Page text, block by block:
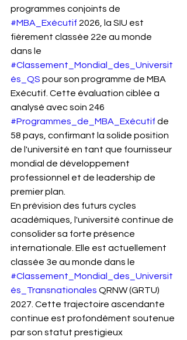
programmes conjoints de
#MBA_Exécutif 2026, la SIU est
fièrement classée 22e au monde
dans le
#Classement_Mondial_des_Universit
és_QS pour son programme de MBA
Exécutif. Cette évaluation ciblée a
analysé avec soin 246
#Programmes_de_MBA_Exécutif de
58 pays, confirmant la solide position
de l'université en tant que fournisseur
mondial de développement
professionnel et de leadership de
premier plan.
En prévision des futurs cycles
académiques, l'université continue de
consolider sa forte présence
internationale. Elle est actuellement
classée 3e au monde dans le
#Classement_Mondial_des_Universit
és_Transnationales QRNW (GRTU)
2027. Cette trajectoire ascendante
continue est profondément soutenue
par son statut prestigieux